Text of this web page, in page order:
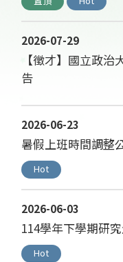
2026-07-29
【徵才】國立政
告
2026-06-23
暑假上班時間調整
Hot
2026-06-03
114學年下學期研
Hot